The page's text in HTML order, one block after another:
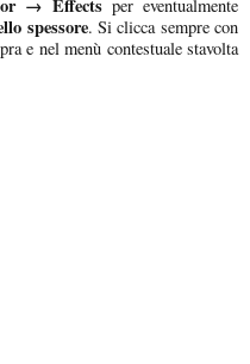
→ Effects per eventualmente
spessore. Si clicca sempre con
e nel menù contestuale stavolta